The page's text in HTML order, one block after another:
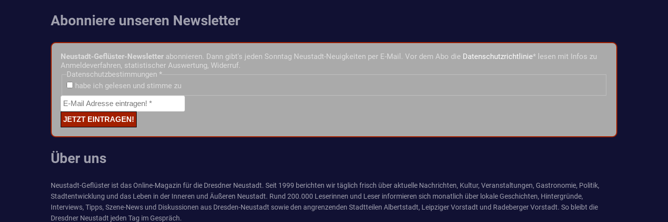
Abonniere unseren Newsletter
Neustadt-Geflüster-Newsletter abonnieren. Dann gibt's jeden Sonntag Neustadt-Neuigkeiten per E-Mail. Vor dem Abo die Datenschutzrichtlinie* lesen mit Infos zu
Anmeldeverfahren, statistischer Auswertung, Widerruf.
Datenschutzbestimmungen *
habe ich gelesen und stimme zu
Über uns
Neustadt-Geflüster ist das Online-Magazin für die Dresdner Neustadt. Seit 1999 berichten wir täglich frisch über aktuelle Nachrichten, Kultur, Veranstaltungen, Gastronomie, Politik,
Stadtentwicklung und das Leben in der Inneren und Äußeren Neustadt. Rund 200.000 Leserinnen und Leser informieren sich monatlich über lokale Geschichten, Hintergründe,
Interviews, Tipps, Szene-News und Diskussionen aus Dresden-Neustadt sowie den angrenzenden Stadtteilen Albertstadt, Leipziger Vorstadt und Radeberger Vorstadt. So bleibt die
Dresdner Neustadt jeden Tag im Gespräch.